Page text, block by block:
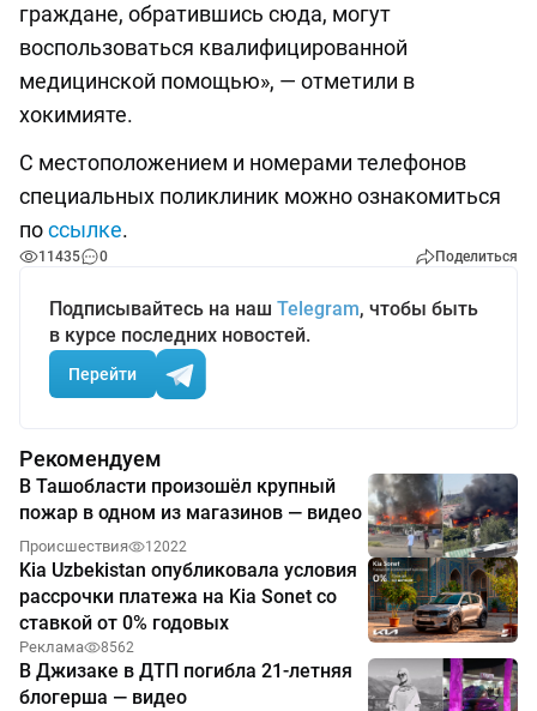
граждане, обратившись сюда, могут
воспользоваться квалифицированной
медицинской помощью», — отметили в
хокимияте.
С местоположением и номерами телефонов
специальных поликлиник можно ознакомиться
поссылке.
11435 0 Поделиться
Подписывайтесь на наш Telegram, чтобы быть
в курсе последних новостей.
Перейти
Рекомендуем
В Ташобласти произошёл крупный
пожар в одном из магазинов — видео
Происшествия 12022
Kia Uzbekistan опубликовала условия
рассрочки платежа на Kia Sonet со
ставкой от 0% годовых
Реклама 8562
В Джизаке в ДТП погибла 21-летняя
блогерша — видео